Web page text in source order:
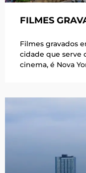
FILMES
Filmes gravados
cidade que serve
cinema, é Nova